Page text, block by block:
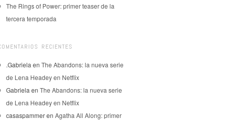
The Rings of Power: primer teaser de la
tercera temporada
RECIENTES
.Gabriela en The Abandons: la nueva serie
de Lena Headey en Netflix
Gabriela en The Abandons: la nueva serie
de Lena Headey en Netflix
casaspammeren Agatha All Along: primer